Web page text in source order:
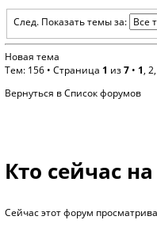
След. Показать темы за:
Новая тема
Тем: 156 • Страница 1 из7 • 1, 2,
Вернуться в Список форумов
Кто сейчас
Сейчас этот форум